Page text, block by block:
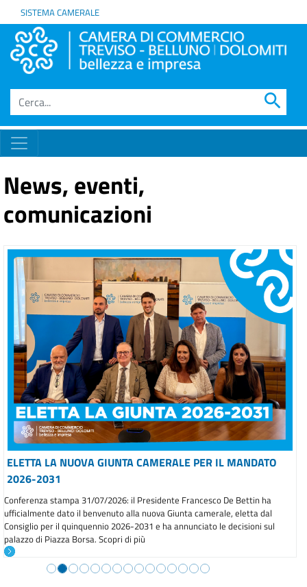
SISTEMA CAMERALE
search
News, eventi,
comunicazioni
ELETTA LA NUOVA GIUNTA CAMERALE PER IL MANDATO
2026-2031
Conferenza stampa 31/07/2026: il Presidente Francesco De Bettin ha
ufficialmente dato il benvenuto alla nuova Giunta camerale, eletta dal
Consiglio per il quinquennio 2026-2031 e ha annunciato le decisioni sul
palazzo di Piazza Borsa. Scopri di più